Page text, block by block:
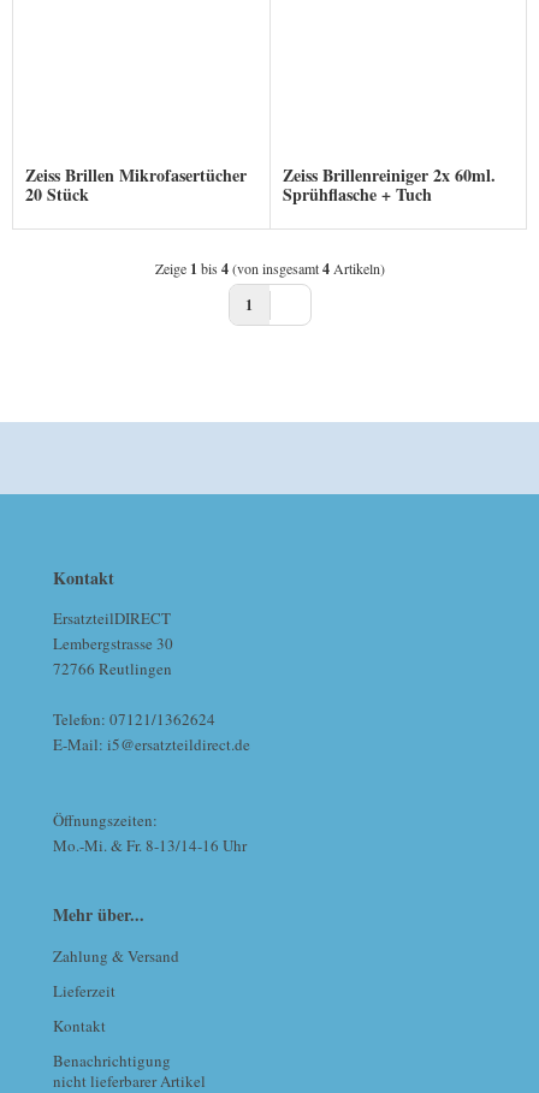
Zeiss Brillen Mikrofasertücher
20 Stück
Zeiss Brillenreiniger 2x 60ml.
Sprühflasche + Tuch
Zeige 1 bis 4(von insgesamt4Artikeln)
1
Kontakt
ErsatzteilDIRECT
Lembergstrasse 30
72766 Reutlingen
Telefon: 07121/1362624
E-Mail: i5@ersatzteildirect.de
Öffnungszeiten:
Mo.-Mi. & Fr. 8-13/14-16 Uhr
Mehr über...
Zahlung & Versand
Lieferzeit
Kontakt
Benachrichtigung
nicht lieferbarer Artikel